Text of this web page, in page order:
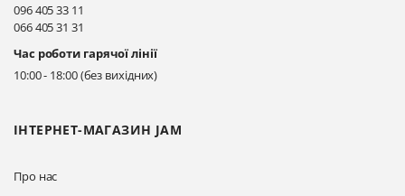
Київ, вул. Драгоманова 31-д
Прокласти маршрут
ІНТЕРНЕТ-МАГАЗИН JAM
Про нас
096 405 33 11
066 405 31 31
Час роботи гарячої лінії
10:00 - 18:00 (без вихідних)